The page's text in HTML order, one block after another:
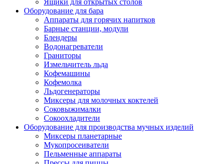
Ящики для открытых столов
Оборудование для бара
Аппараты для горячих напитков
Барные станции, модули
Блендеры
Водонагреватели
Граниторы
Измельчитель льда
Кофемашины
Кофемолка
Льдогенераторы
Миксеры для молочных коктелей
Соковыжималки
Сокоохладители
Оборудование для производства мучных изделий
Миксеры планетарные
Мукопросеиватели
Пельменные аппараты